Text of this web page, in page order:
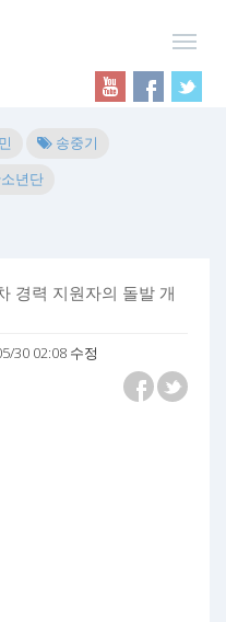
송중기
년단
경력 지원자의 돌발 개
30 02:08 수정